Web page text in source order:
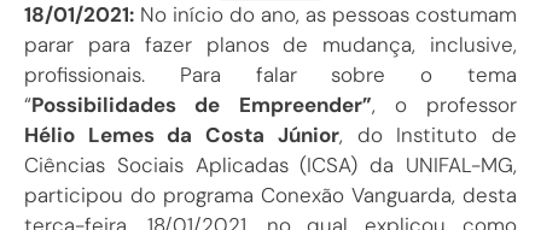
18/01/2021: No início do ano, as pessoas costumam
parar para fazer planos de mudança, inclusive,
profissionais. Para falar sobre o tema
“Possibilidades de Empreender”, o professor
Hélio Lemes da Costa Júnior, do Instituto de
Ciências Sociais Aplicadas (ICSA) da UNIFAL-MG,
participou do programa Conexão Vanguarda, desta